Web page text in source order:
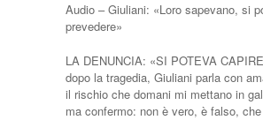
Audio – Giuliani: «Loro sapevano, si
prevedere»
LA DENUNCIA: «SI POTEVA
dopo la tragedia, Giuliani parla con
il rischio che domani mi mettano in
ma confermo: non è vero, è falso,